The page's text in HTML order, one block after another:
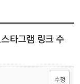
유
타그램 링크 수
수정